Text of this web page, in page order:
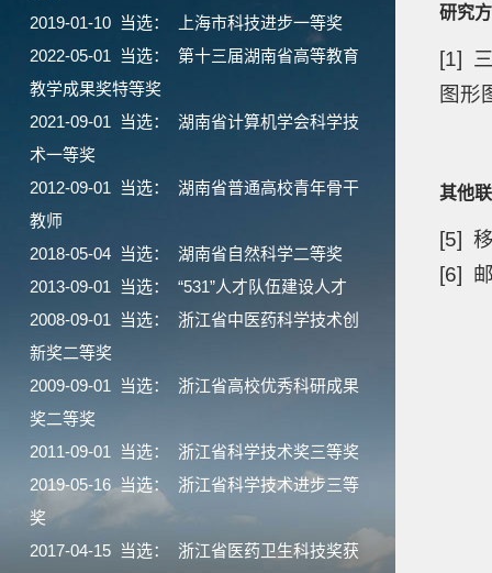
2019-01-10 当选： 上海市科技进步一等奖
2022-05-01 当选： 第十三届湖南省高等教育
教学成果奖特等奖
2021-09-01 当选： 湖南省计算机学会科学技
术一等奖
2012-09-01 当选： 湖南省普通高校青年骨干
教师
2018-05-04 当选： 湖南省自然科学二等奖
2013-09-01 当选： “531”人才队伍建设人才
2008-09-01 当选： 浙江省中医药科学技术创
新奖二等奖
2009-09-01 当选： 浙江省高校优秀科研成果
奖二等奖
2011-09-01 当选： 浙江省科学技术奖三等奖
2019-05-16 当选： 浙江省科学技术进步三等
奖
2017-04-15 当选： 浙江省医药卫生科技奖获
研究
[1]
图形
其他
[5]
[6]